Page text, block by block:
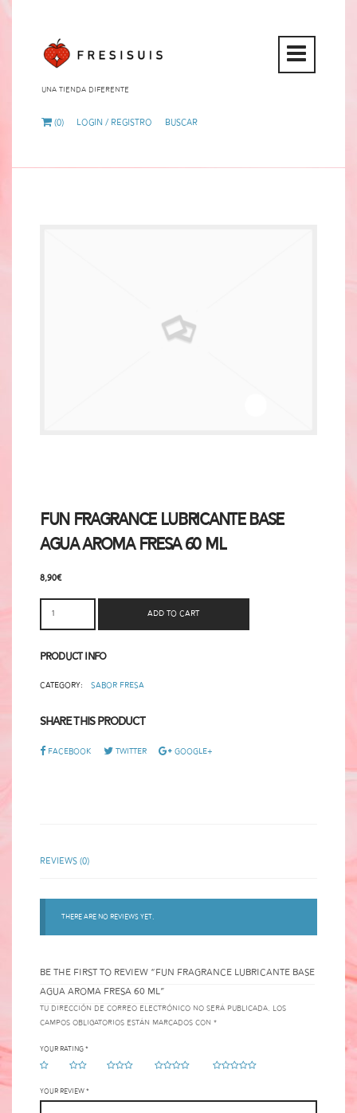
Una tienda diferente
Open
(0) Login / Registro Buscar
Fun Fragrance Lubricante Base
Agua Aroma Fresa 60 ml
8,90€
Add to cart
Product Info
Category: Sabor Fresa
Share This Product
Facebook Twitter Google+
Reviews (0)
There are no reviews yet.
BE THE FIRST TO REVIEW “FUN FRAGRANCE LUBRICANTE BASE
AGUA AROMA FRESA 60 ML”
Tu dirección de correo electrónico no será publicada. Los
campos obligatorios están marcados con *
Your rating*
Your review*